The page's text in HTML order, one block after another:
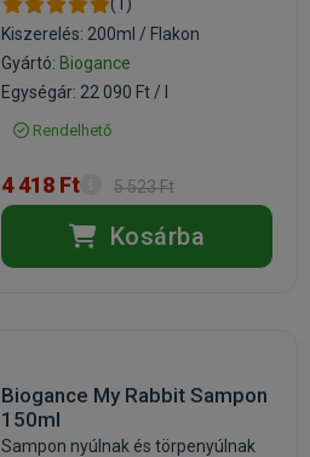
Kiszerelés: 200ml / Flakon
Gyártó: Biogance
Egységár: 22 090 Ft / l
Rendelhető
4 418 Ft 5 523 Ft
Kosárba
Biogance My Rabbit Sampon
150ml
Sampon nyúlnak és törpenyúlnak